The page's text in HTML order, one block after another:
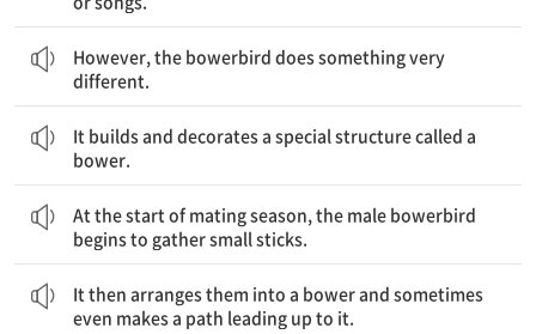
However, the bowerbird does something very
different.
It builds and decorates a special structure called a
bower.
At the start of mating season, the male bowerbird
begins to gather small sticks.
It then arranges them into a bower and sometimes
even makes a path leading up to it.